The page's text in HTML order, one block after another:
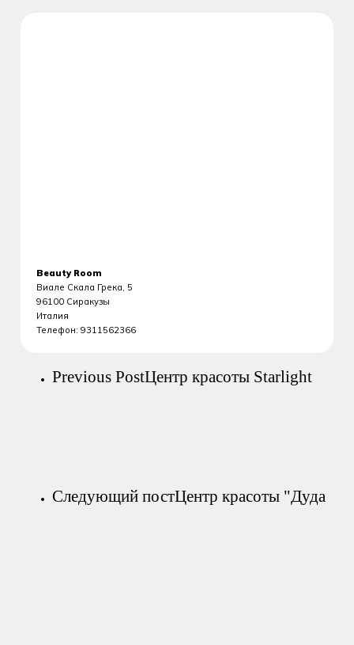
Beauty Room
Виале Скала Грека, 5
96100 Сиракузы
Италия
Телефон: 9311562366
Previous PostЦентр красоты Starlight
Следующий постЦентр красоты "Дуда